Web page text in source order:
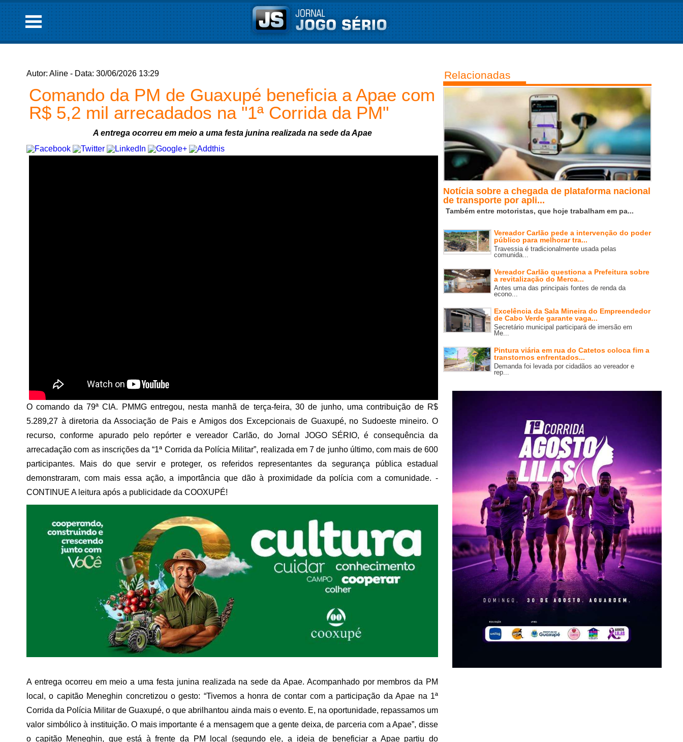
Autor: Aline - Data: 30/06/2026 13:29
Comando da PM de Guaxupé beneficia a Apae com
R$ 5,2 mil arrecadados na "1ª Corrida da PM"
A entrega ocorreu em meio a uma festa junina realizada na sede da Apae
O comando da 79ª CIA. PMMG entregou, nesta manhã de terça-feira, 30 de junho, uma contribuição de R$
5.289,27 à diretoria da Associação de Pais e Amigos dos Excepcionais de Guaxupé, no Sudoeste mineiro. O
recurso, conforme apurado pelo repórter e vereador Carlão, do Jornal JOGO SÉRIO, é consequência da
arrecadação com as inscrições da “1ª Corrida da Polícia Militar”, realizada em 7 de junho último, com mais de 600
participantes. Mais do que servir e proteger, os referidos representantes da segurança pública estadual
demonstraram, com mais essa ação, a importância que dão à proximidade da polícia com a comunidade. -
CONTINUE A leitura após a publicidade da COOXUPÉ!
A entrega ocorreu em meio a uma festa junina realizada na sede da Apae. Acompanhado por membros da PM
local, o capitão Meneghin concretizou o gesto: “Tivemos a honra de contar com a participação da Apae na 1ª
Corrida da Polícia Militar de Guaxupé, o que abrilhantou ainda mais o evento. E, na oportunidade, repassamos um
valor simbólico à instituição. O mais importante é a mensagem que a gente deixa, de parceria com a Apae”, disse
o capitão Meneghin, que está à frente da PM local (segundo ele, a ideia de beneficiar a Apae partiu do
Relacionadas
Notícia sobre a chegada de plataforma nacional
de transporte por apli...
Também entre motoristas, que hoje trabalham em pa...
Vereador Carlão pede a intervenção do poder
público para melhorar tra...
Travessia é tradicionalmente usada pelas
comunida...
Vereador Carlão questiona a Prefeitura sobre
a revitalização do Merca...
Antes uma das principais fontes de renda da
econo...
Excelência da Sala Mineira do Empreendedor
de Cabo Verde garante vaga...
Secretário municipal participará de imersão em
Me...
Pintura viária em rua do Catetos coloca fim a
transtornos enfrentados...
Demanda foi levada por cidadãos ao vereador e
rep...